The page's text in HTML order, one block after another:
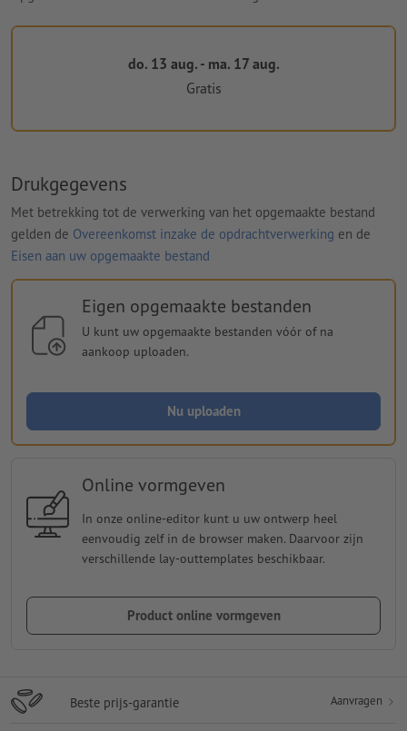
do. 13 aug. - ma. 17 aug.
Gratis
Drukgegevens
Met betrekking tot de verwerking van het opgemaakte bestand
gelden de Overeenkomst inzake de opdrachtverwerking en de
Eisen aan uw opgemaakte bestand
Eigen opgemaakte bestanden
U kunt uw opgemaakte bestanden vóór of na
aankoop uploaden.
Nu uploaden
Online vormgeven
In onze online-editor kunt u uw ontwerp heel
eenvoudig zelf in de browser maken. Daarvoor zijn
verschillende lay-outtemplates beschikbaar.
Product online vormgeven
Beste prijs-garantie Aanvragen